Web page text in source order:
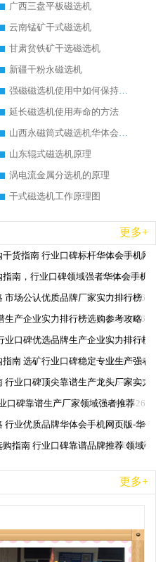
广西三盘平板磁选机
云南锰矿干式磁选机
甘肃贫铁矿干选磁选机
新疆干粉永磁选机
强磁磁选机使用中如何保持其顺畅运行
延长磁选机使用寿命的方法
山西永磁筒式磁选机华体会手机网页版-华体会(中国)
山东辊式磁选机原理
涡电流金属分选机的原理
干式磁选机工作原理图
更多+
2026-06-26
货指南 行业口碑标杆华体会手机网
2026-06-26
南，行业口碑领域强者华体会手机
2026-06-26
市场公认优质品牌厂家实力排行榜
2026-06-26
生产企业实力排行榜选购参考攻略
2026-06-26
口碑优选品牌生产企业实力排行榜
2026-06-26
南 选矿行业口碑稳定专业生产强者
2026-06-26
行业口碑顶尖靠谱生产龙头厂家实力
2026-06-26
口碑靠谱生产厂家领域强者推荐
2026-06-26
行业优质品牌华体会手机网页版-华
2026-06-26
指南 行业口碑靠谱品牌推荐 领域
更多+